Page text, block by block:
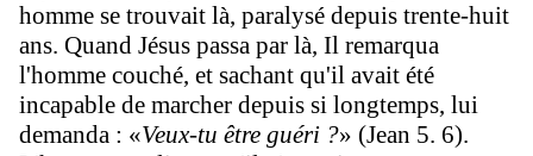
homme se trouvait là, paralysé depuis trente-huit
ans. Quand Jésus passa par là, Il remarqua
l'homme couché, et sachant qu'il avait été
incapable de marcher depuis si longtemps, lui
demanda : «Veux-tu être guéri ?» (Jean 5. 6).